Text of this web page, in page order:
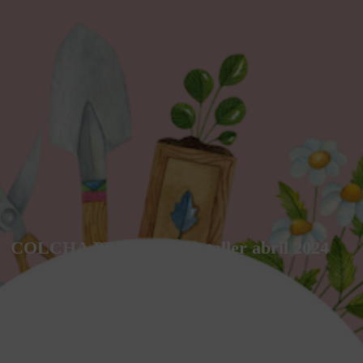
COLCHA PRIMAVERA taller abril 2024